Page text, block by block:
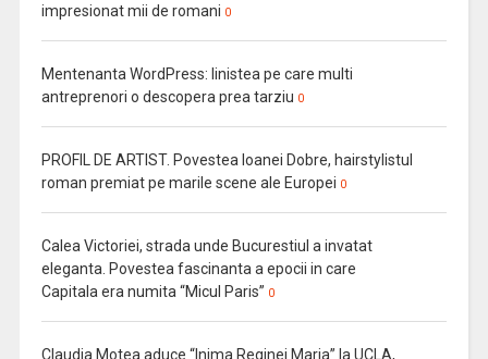
impresionat mii de romani 0
Mentenanta WordPress: linistea pe care multi
antreprenori o descopera prea tarziu 0
PROFIL DE ARTIST. Povestea Ioanei Dobre, hairstylistul
roman premiat pe marile scene ale Europei 0
Calea Victoriei, strada unde Bucurestiul a invatat
eleganta. Povestea fascinanta a epocii in care
Capitala era numita “Micul Paris” 0
Claudia Motea aduce “Inima Reginei Maria” la UCLA,